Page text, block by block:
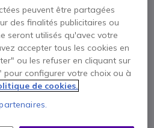
mural fixe écran 37-86''
Bar 4K Zoom 10x
zoom numérique x10
: fonctionnement en 16/7
peuvent être partagées
des finalités publicitaires ou
seront utilisés qu'avec votre
accepter tous les cookies en
ou les refuser en cliquant sur
pour configurer votre choix ou à
de cookies.